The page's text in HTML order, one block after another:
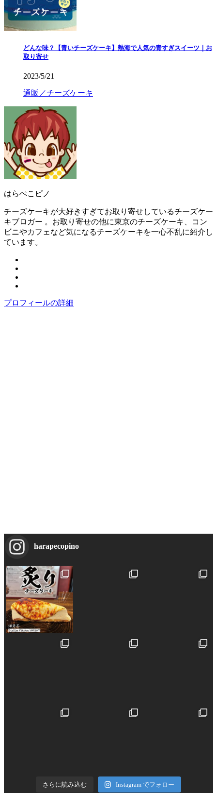
どんな味？【青いチーズケーキ】熱海で人気の青すぎスイーツ｜お
取り寄せ
2023/5/21
通販／チーズケーキ
はらぺこピノ
チーズケーキが大好きすぎてお取り寄せしているチーズケー
キブロガー 。お取り寄せの他に東京のチーズケーキ、コン
ビニやカフェなど気になるチーズケーキを一心不乱に紹介し
ています。
プロフィールの詳細
harapecopino
さらに読み込む Instagram でフォロー